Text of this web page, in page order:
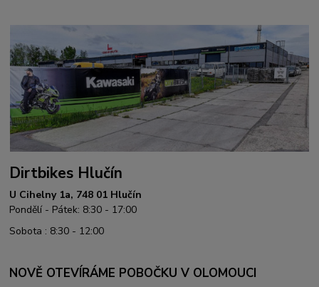
Dirtbikes Hlučín
U Cihelny 1a, 748 01 Hlučín
Pondělí - Pátek: 8:30 - 17:00
Sobota : 8:30 - 12:00
NOVĚ OTEVÍRÁME POBOČKU V OLOMOUCI